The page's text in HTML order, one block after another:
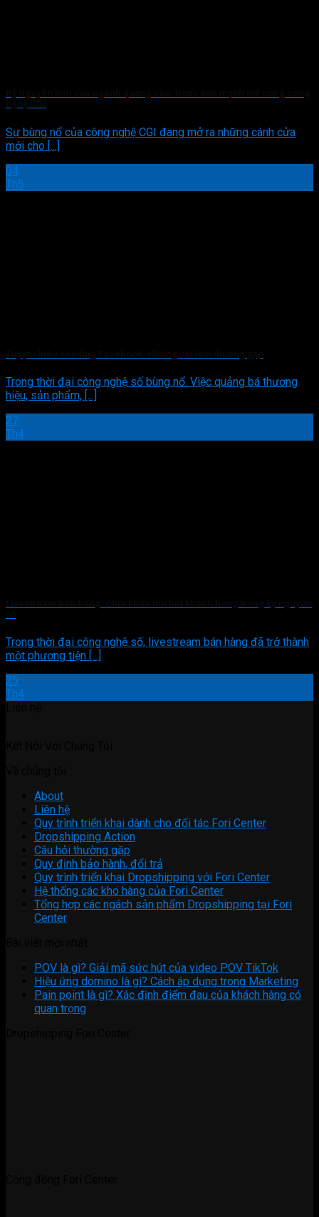
Sự bùng nổ của công nghệ CGI đang mở ra những cánh cửa
mới cho [...]
04
Th5
Trong thời đại công nghệ số bùng nổ. Việc quảng bá thương
hiệu, sản phẩm, [...]
27
Th4
Trong thời đại công nghệ số, livestream bán hàng đã trở thành
một phương tiện [...]
25
Th4
About
Liên hệ
Quy trình triển khai dành cho đối tác Fori Center
Dropshipping Action
Câu hỏi thường gặp
Quy định bảo hành, đổi trả
Quy trình triển khai Dropshipping với Fori Center
Hệ thống các kho hàng của Fori Center
Tổng hợp các ngách sản phẩm Dropshipping tại Fori
Center
POV là gì? Giải mã sức hút của video POV TikTok
Hiệu ứng domino là gì? Cách áp dụng trong Marketing
Pain point là gì? Xác định điểm đau của khách hàng có
quan trọng